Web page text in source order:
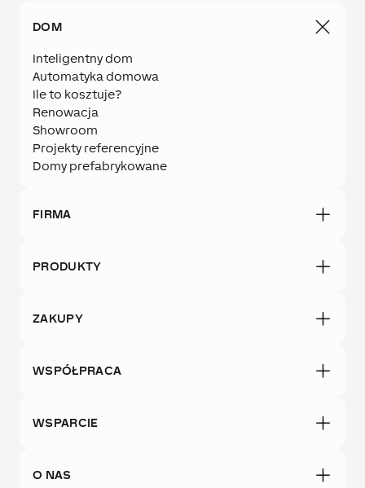
DOM
Inteligentny dom
Automatyka domowa
Ile to kosztuje?
Renowacja
Showroom
Projekty referencyjne
Domy prefabrykowane
FIRMA
PRODUKTY
ZAKUPY
WSPÓŁPRACA
WSPARCIE
O NAS